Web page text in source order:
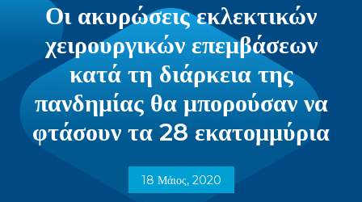
Οι ακυρώσεις εκλεκτικών
χειρουργικών επεμβάσεων
κατά τη διάρκεια της
πανδημίας θα μπορούσαν να
φτάσουν τα 28 εκατομμύρια
18 Μάιος, 2020